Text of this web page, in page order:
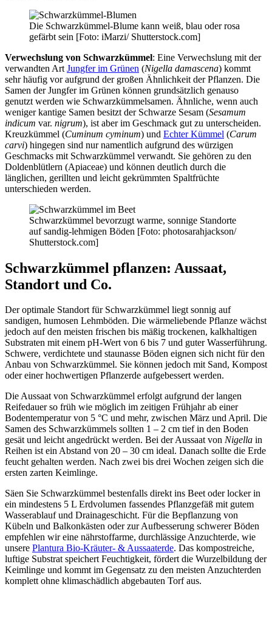
Die Schwarzkümmel-Blume kann weiß, blau oder rosa
gefärbt sein [Foto: iMarzi/ Shutterstock.com]
Verwechslung von Schwarzkümmel: Eine Verwechslung mit der
verwandten Art Jungfer im Grünen (Nigella damascena) kommt
sehr häufig vor aufgrund der großen Ähnlichkeit der Pflanzen. Die
Samen der Jungfer im Grünen können grundsätzlich genauso
genutzt werden wie Schwarzkümmelsamen. Ähnliche, wenn auch
weniger kantige Samen besitzt der Schwarze Sesam (Sesamum
indicum var. nigrum), ist aber im Geschmack gut zu unterscheiden.
Kreuzkümmel (Cuminum cyminum) und Echter Kümmel (Carum
carvi) hingegen sind nur namentlich aufgrund des würzigen
Geschmacks mit Schwarzkümmel verwandt. Sie gehören zu den
Doldenblütlern (Apiaceae) und können deutlich durch die
länglichen, gerillten und leicht gekrümmten Spaltfrüchte
unterschieden werden.
Schwarzkümmel bevorzugt warme, sonnige Standorte
auf sandig-lehmigen Böden [Foto: photosarahjackson/
Shutterstock.com]
Schwarzkümmel pflanzen: Aussaat,
Standort und Co.
Der optimale Standort für Schwarzkümmel liegt sonnig auf
sandigen, humosen Lehmböden. Die wärmeliebende Pflanze wächst
jedoch auf den meisten frischen bis mäßig trockenen, kalkhaltigen
Substraten mit einem pH-Wert von 6 bis 7 und guter Wasserführung.
Schwere, verdichtete und staunasse Böden eignen sich nicht für den
Anbau von Schwarzkümmel. Sie können jedoch mit Sand, Kompost
oder einer hochwertigen Pflanzerde aufgebessert werden.
Die Aussaat von Schwarzkümmel erfolgt aufgrund der langen
Reifedauer so früh wie möglich im zeitigen Frühjahr ab einer
Bodentemperatur von 5 °C und mehr, zwischen März und April. Die
Samen des Schwarzkümmels sollten 1 – 2 cm tief in den Boden
gesät und leicht angedrückt werden. Bei der Aussaat von Nigella in
Reihen ist ein Abstand von 20 – 30 cm ideal. Danach sollte die Erde
feucht gehalten werden. Nach zwei bis drei Wochen zeigen sich die
ersten zarten Keimlinge.
Säen Sie Schwarzkümmel bestenfalls direkt ins Beet oder locker in
ein mindestens 5 L Erdvolumen fassendes Pflanzgefäß mit gutem
Wasserablauf und Drainageschicht. Für die Bepflanzung von
Kübeln und Balkonkästen oder zur Aufbesserung schwerer Böden
empfehlen wir eine nährstoffarme, durchlässige Anzuchterde, wie
unsere Plantura Bio-Kräuter- & Aussaaterde. Das kompostreiche,
luftige Substrat speichert Feuchtigkeit, fördert die Wurzelbildung der
Keimlinge und kommt im Gegensatz zu den meisten Anzuchterden
komplett ohne klimaschädlich abgebauten Torf aus.